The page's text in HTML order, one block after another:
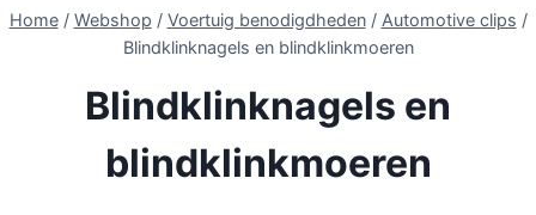
Home / Webshop / Voertuig benodigdheden / Automotive clips /
Blindklinknagels en blindklinkmoeren
Blindklinknagels en
blindklinkmoeren